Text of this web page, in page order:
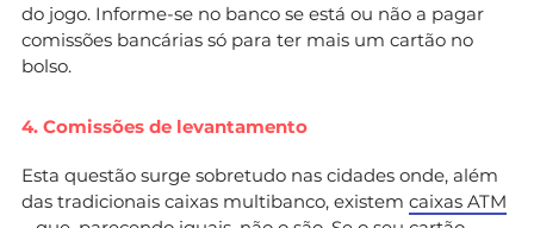
do jogo. Informe-se no banco se está ou não a pagar
comissões bancárias só para ter mais um cartão no
bolso.
4. Comissões de levantamento
Esta questão surge sobretudo nas cidades onde, além
das tradicionais caixas multibanco, existem caixas ATM